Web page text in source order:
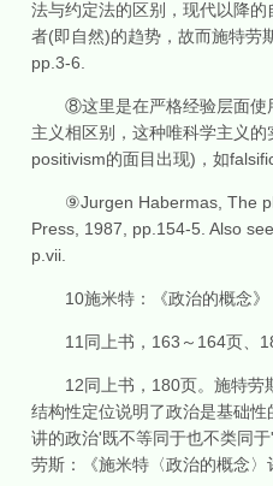
法与约定法的区别，现代以降
者(即自然)的趋势，故而施特劳
pp.3-6.
⑧这里是在严格经验层面使用
主义相区别，这种唯科学主义
positivism的面目出现)，如
⑨Jurgen Habermas, The
Press, 1987, pp.154-5. Also
p.vii.
10施米特：《政治的概念》
11同上书，163～164页、
12同上书，180页。施特劳斯
结构性定位说明了政治是基础
讲的政治'既不等同于也不类同
劳斯：《施米特〈政治的概念